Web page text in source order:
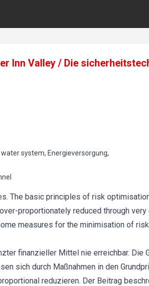
Inn Valley / Die
system, Energieversorgung,
The basic principles of risk
proportionately reduced through
measures for the minimisation of
finanzieller Mittel nie erreichbar. Die
sich durch Maßnahmen in den
reduzieren. Der Beitrag